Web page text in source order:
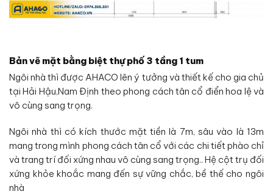
Bản vẽ mặt bằng biệt thự phố 3 tầng 1 tum
Ngôi nhà thì được AHACO lên ý tưởng và thiết kế cho gia chủ
tại Hải Hậu,Nam Định theo phong cách tân cổ điển hoa lệ và
vô cùng sang trọng.
Ngôi nhà thì có kích thước mặt tiền là 7m, sâu vào là 13m
mang trong mình phong cách tân cổ với các chi tiết phào chỉ
và trang trí đối xứng nhau vô cùng sang trọng.. Hệ cột trụ đối
xứng khỏe khoắc mang đến sự vững chắc, bề thế cho ngôi
nhà